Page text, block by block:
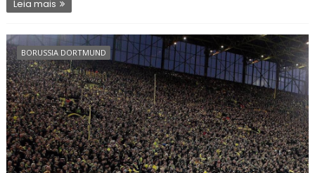
Leia mais
BORUSSIA DORTMUND